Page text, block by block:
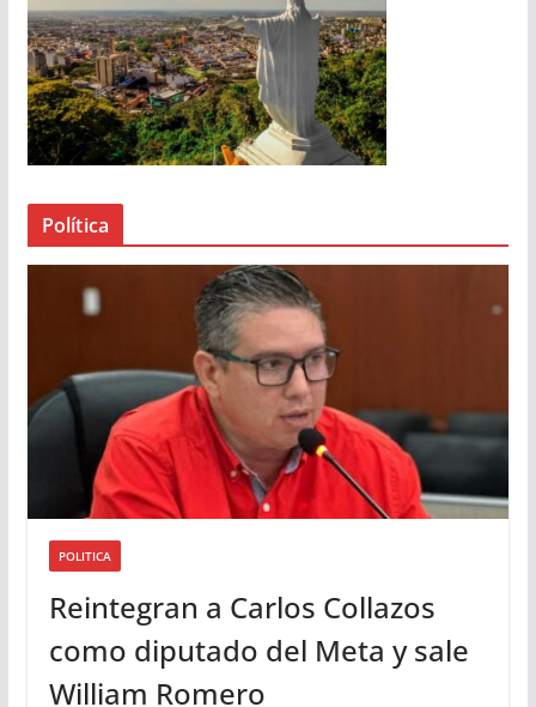
c
t
o
r
d
e
Política
POLITICA
Reintegran a Carlos Collazos
como diputado del Meta y sale
William Romero